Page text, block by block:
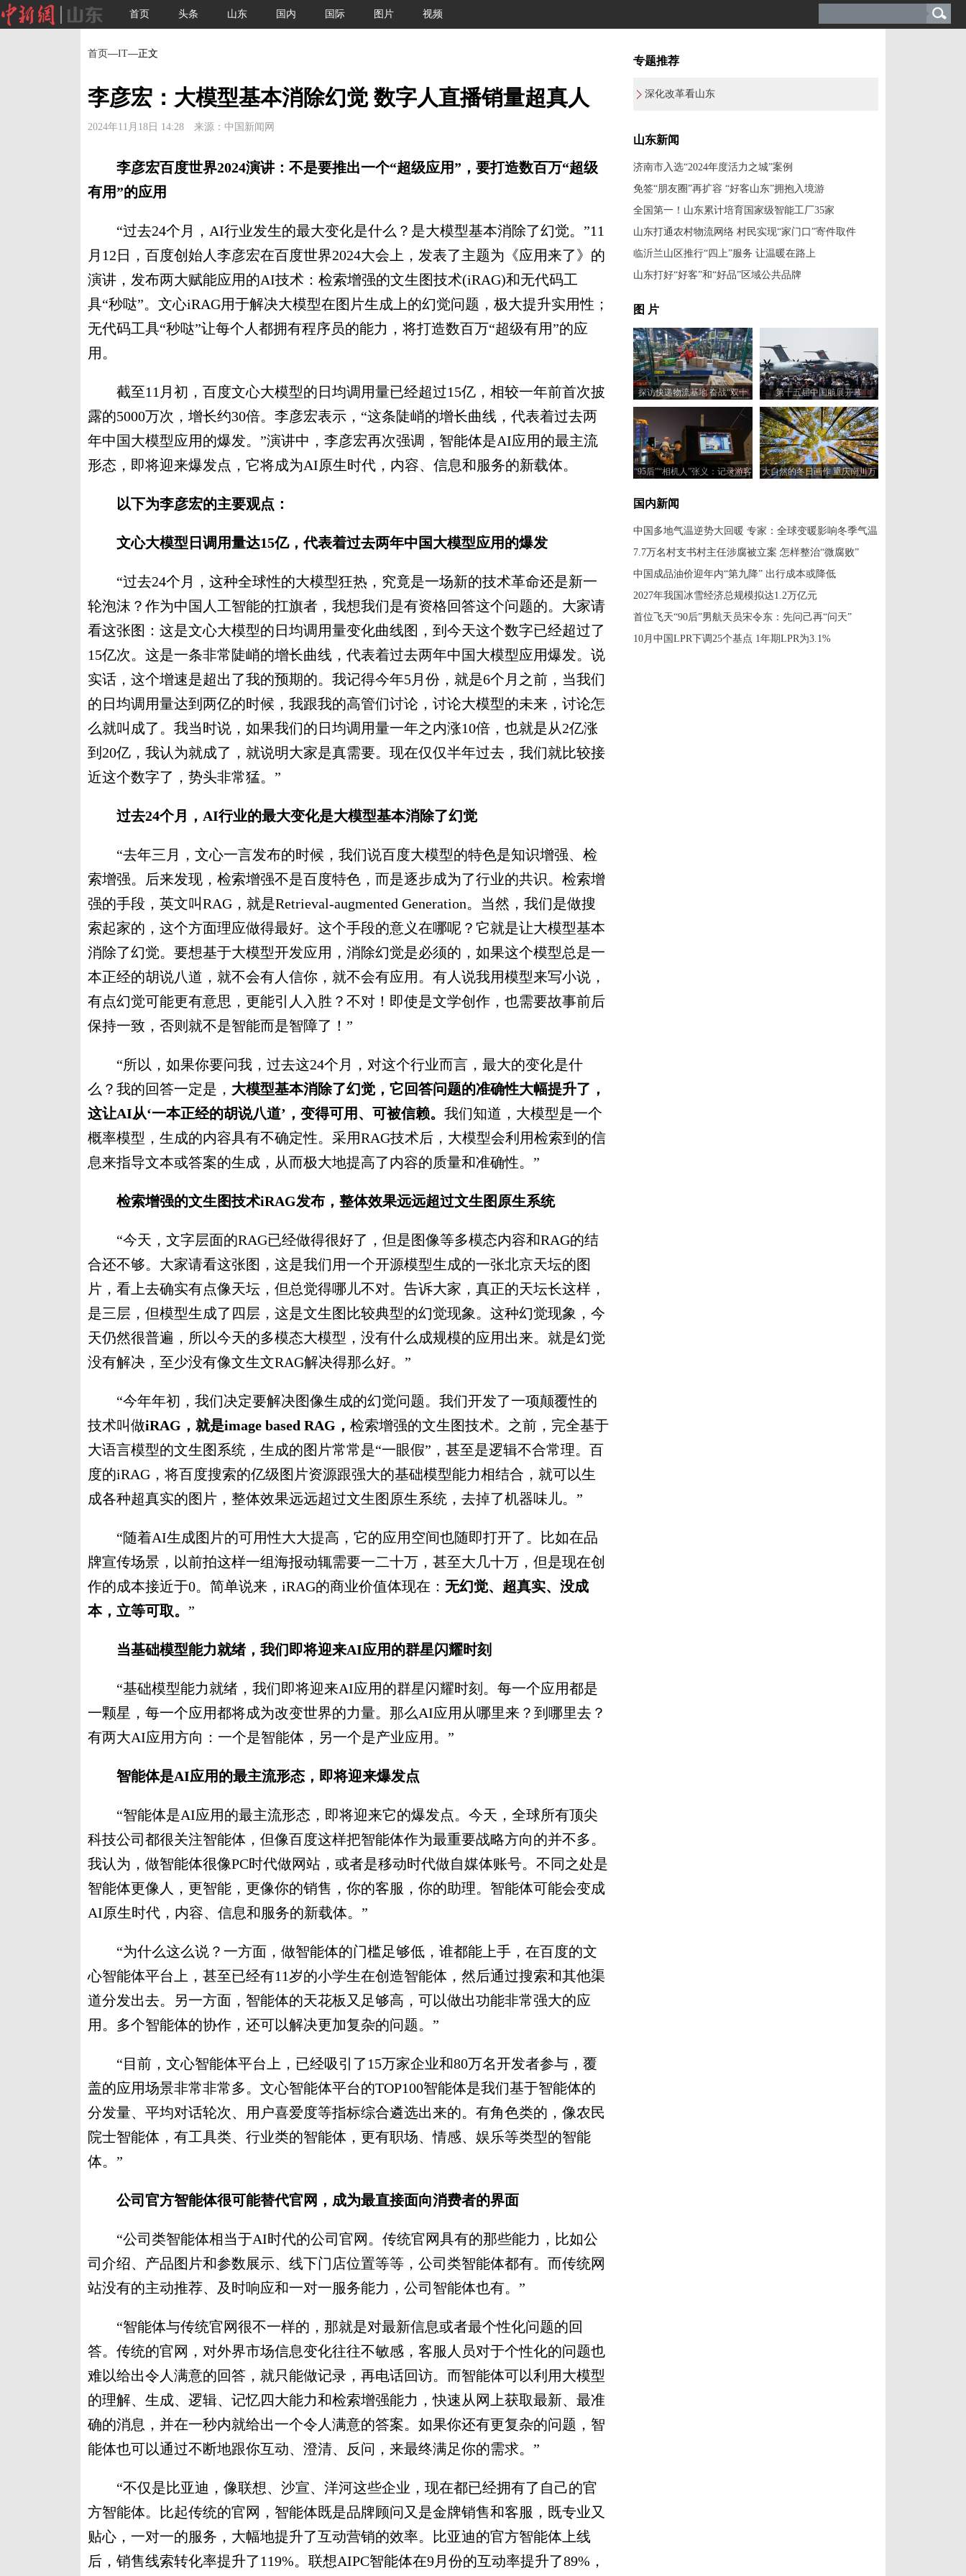
首页 头条 山东 国内 国际 图片 视频
首页—IT—正文
李彦宏：大模型基本消除幻觉 数字人直播销量超真人
2024年11月18日 14:28 来源：中国新闻网
李彦宏百度世界2024演讲：不是要推出一个“超级应用”，要打造数百万“超级
有用”的应用
“过去24个月，AI行业发生的最大变化是什么？是大模型基本消除了幻觉。”11
月12日，百度创始人李彦宏在百度世界2024大会上，发表了主题为《应用来了》的
演讲，发布两大赋能应用的AI技术：检索增强的文生图技术(iRAG)和无代码工
具“秒哒”。文心iRAG用于解决大模型在图片生成上的幻觉问题，极大提升实用性；
无代码工具“秒哒”让每个人都拥有程序员的能力，将打造数百万“超级有用”的应
用。
截至11月初，百度文心大模型的日均调用量已经超过15亿，相较一年前首次披
露的5000万次，增长约30倍。李彦宏表示，“这条陡峭的增长曲线，代表着过去两
年中国大模型应用的爆发。”演讲中，李彦宏再次强调，智能体是AI应用的最主流
形态，即将迎来爆发点，它将成为AI原生时代，内容、信息和服务的新载体。
以下为李彦宏的主要观点：
文心大模型日调用量达15亿，代表着过去两年中国大模型应用的爆发
“过去24个月，这种全球性的大模型狂热，究竟是一场新的技术革命还是新一
轮泡沫？作为中国人工智能的扛旗者，我想我们是有资格回答这个问题的。大家请
看这张图：这是文心大模型的日均调用量变化曲线图，到今天这个数字已经超过了
15亿次。这是一条非常陡峭的增长曲线，代表着过去两年中国大模型应用爆发。说
实话，这个增速是超出了我的预期的。我记得今年5月份，就是6个月之前，当我们
的日均调用量达到两亿的时候，我跟我的高管们讨论，讨论大模型的未来，讨论怎
么就叫成了。我当时说，如果我们的日均调用量一年之内涨10倍，也就是从2亿涨
到20亿，我认为就成了，就说明大家是真需要。现在仅仅半年过去，我们就比较接
近这个数字了，势头非常猛。”
过去24个月，AI行业的最大变化是大模型基本消除了幻觉
“去年三月，文心一言发布的时候，我们说百度大模型的特色是知识增强、检
索增强。后来发现，检索增强不是百度特色，而是逐步成为了行业的共识。检索增
强的手段，英文叫RAG，就是Retrieval-augmented Generation。当然，我们是做搜
索起家的，这个方面理应做得最好。这个手段的意义在哪呢？它就是让大模型基本
消除了幻觉。要想基于大模型开发应用，消除幻觉是必须的，如果这个模型总是一
本正经的胡说八道，就不会有人信你，就不会有应用。有人说我用模型来写小说，
有点幻觉可能更有意思，更能引人入胜？不对！即使是文学创作，也需要故事前后
保持一致，否则就不是智能而是智障了！”
“所以，如果你要问我，过去这24个月，对这个行业而言，最大的变化是什
么？我的回答一定是， 大模型基本消除了幻觉，它回答问题的准确性大幅提升了，
这让AI从‘一本正经的胡说八道’，变得可用、可被信赖。 我们知道，大模型是一个
概率模型，生成的内容具有不确定性。采用RAG技术后，大模型会利用检索到的信
息来指导文本或答案的生成，从而极大地提高了内容的质量和准确性。”
检索增强的文生图技术iRAG发布，整体效果远远超过文生图原生系统
“今天，文字层面的RAG已经做得很好了，但是图像等多模态内容和RAG的结
合还不够。大家请看这张图，这是我们用一个开源模型生成的一张北京天坛的图
片，看上去确实有点像天坛，但总觉得哪儿不对。告诉大家，真正的天坛长这样，
是三层，但模型生成了四层，这是文生图比较典型的幻觉现象。这种幻觉现象，今
天仍然很普遍，所以今天的多模态大模型，没有什么成规模的应用出来。就是幻觉
没有解决，至少没有像文生文RAG解决得那么好。”
“今年年初，我们决定要解决图像生成的幻觉问题。我们开发了一项颠覆性的
技术叫做iRAG，就是image based RAG， 检索增强的文生图技术。之前，完全基于
大语言模型的文生图系统，生成的图片常常是“一眼假”，甚至是逻辑不合常理。百
度的iRAG，将百度搜索的亿级图片资源跟强大的基础模型能力相结合，就可以生
成各种超真实的图片，整体效果远远超过文生图原生系统，去掉了机器味儿。”
“随着AI生成图片的可用性大大提高，它的应用空间也随即打开了。比如在品
牌宣传场景，以前拍这样一组海报动辄需要一二十万，甚至大几十万，但是现在创
作的成本接近于0。简单说来，iRAG的商业价值体现在： 无幻觉、超真实、没成
本，立等可取。 ”
当基础模型能力就绪，我们即将迎来AI应用的群星闪耀时刻
“基础模型能力就绪，我们即将迎来AI应用的群星闪耀时刻。每一个应用都是
一颗星，每一个应用都将成为改变世界的力量。那么AI应用从哪里来？到哪里去？
有两大AI应用方向：一个是智能体，另一个是产业应用。”
智能体是AI应用的最主流形态，即将迎来爆发点
“智能体是AI应用的最主流形态，即将迎来它的爆发点。今天，全球所有顶尖
科技公司都很关注智能体，但像百度这样把智能体作为最重要战略方向的并不多。
我认为，做智能体很像PC时代做网站，或者是移动时代做自媒体账号。不同之处是
智能体更像人，更智能，更像你的销售，你的客服，你的助理。智能体可能会变成
AI原生时代，内容、信息和服务的新载体。”
“为什么这么说？一方面，做智能体的门槛足够低，谁都能上手，在百度的文
心智能体平台上，甚至已经有11岁的小学生在创造智能体，然后通过搜索和其他渠
道分发出去。另一方面，智能体的天花板又足够高，可以做出功能非常强大的应
用。多个智能体的协作，还可以解决更加复杂的问题。”
“目前，文心智能体平台上，已经吸引了15万家企业和80万名开发者参与，覆
盖的应用场景非常非常多。文心智能体平台的TOP100智能体是我们基于智能体的
分发量、平均对话轮次、用户喜爱度等指标综合遴选出来的。有角色类的，像农民
院士智能体，有工具类、行业类的智能体，更有职场、情感、娱乐等类型的智能
体。”
公司官方智能体很可能替代官网，成为最直接面向消费者的界面
“公司类智能体相当于AI时代的公司官网。传统官网具有的那些能力，比如公
司介绍、产品图片和参数展示、线下门店位置等等，公司类智能体都有。而传统网
站没有的主动推荐、及时响应和一对一服务能力，公司智能体也有。”
“智能体与传统官网很不一样的，那就是对最新信息或者最个性化问题的回
答。传统的官网，对外界市场信息变化往往不敏感，客服人员对于个性化的问题也
难以给出令人满意的回答，就只能做记录，再电话回访。而智能体可以利用大模型
的理解、生成、逻辑、记忆四大能力和检索增强能力，快速从网上获取最新、最准
确的消息，并在一秒内就给出一个令人满意的答案。如果你还有更复杂的问题，智
能体也可以通过不断地跟你互动、澄清、反问，来最终满足你的需求。”
“不仅是比亚迪，像联想、沙宣、洋河这些企业，现在都已经拥有了自己的官
方智能体。比起传统的官网，智能体既是品牌顾问又是金牌销售和客服，既专业又
贴心，一对一的服务，大幅地提升了互动营销的效率。比亚迪的官方智能体上线
后，销售线索转化率提升了119%。联想AIPC智能体在9月份的互动率提升了89%，
专题推荐
深化改革看山东
山东新闻
济南市入选“2024年度活力之城”案例
免签“朋友圈”再扩容 “好客山东”拥抱入境游
全国第一！山东累计培育国家级智能工厂35家
山东打通农村物流网络 村民实现“家门口”寄件取件
临沂兰山区推行“四上”服务 让温暖在路上
山东打好“好客”和“好品”区域公共品牌
图 片
探访快递物流基地 奋战“双十
一”正忙
第十五届中国航展开幕
“95后”“相机人”张义：记录游客
大自然的冬日画作 重庆南川万
国内新闻
中国多地气温逆势大回暖 专家：全球变暖影响冬季气温
7.7万名村支书村主任涉腐被立案 怎样整治“微腐败”
中国成品油价迎年内“第九降” 出行成本或降低
2027年我国冰雪经济总规模拟达1.2万亿元
首位飞天“90后”男航天员宋令东：先问己再“问天”
10月中国LPR下调25个基点 1年期LPR为3.1%